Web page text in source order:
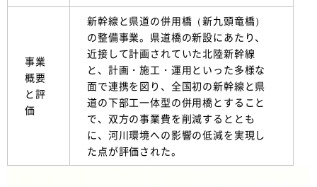
事業
概要
と評
価
新幹線と県道の併用橋（新九頭竜橋）
の整備事業。県道橋の新設にあたり、
近接して計画されていた北陸新幹線
と、計画・施工・運用といった多様な
面で連携を図り、全国初の新幹線と県
道の下部工一体型の併用橋とすること
で、双方の事業費を削減するととも
に、河川環境への影響の低減を実現し
た点が評価された。